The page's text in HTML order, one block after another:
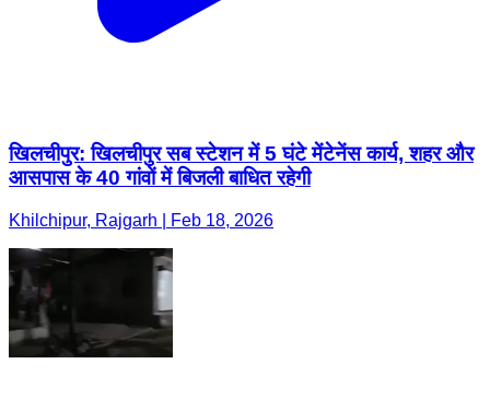
खिलचीपुर: खिलचीपुर सब स्टेशन में 5 घंटे मेंटेनेंस कार्य, शहर और
आसपास के 40 गांवों में बिजली बाधित रहेगी
Khilchipur, Rajgarh | Feb 18, 2026